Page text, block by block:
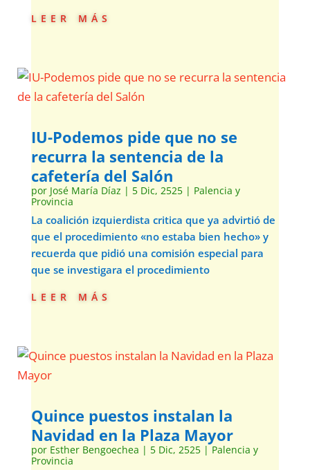
leer más
IU-Podemos pide que no se
recurra la sentencia de la
cafetería del Salón
por José María Díaz | 5 Dic, 2525| Palencia y
Provincia
La coalición izquierdista critica que ya advirtió de
que el procedimiento «no estaba bien hecho» y
recuerda que pidió una comisión especial para
que se investigara el procedimiento
leer más
Quince puestos instalan la
Navidad en la Plaza Mayor
por Esther Bengoechea | 5 Dic, 2525| Palencia y
Provincia